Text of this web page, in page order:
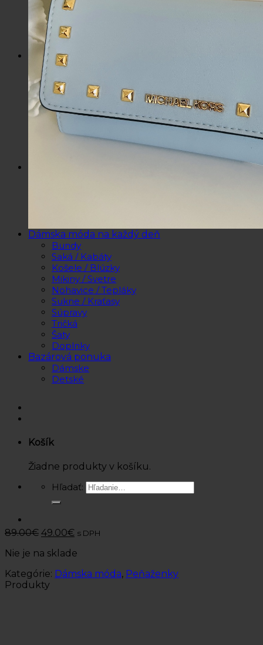
Pánska móda
Kategórie
Plavky
Mikiny a svetre
Bundy
Nohavice a tepláky
Pánska obuv
Spodné prádlo
Dámska móda na každý deň
Bundy
Saká / Kabáty
Košele / Blúzky
Mikiny / Svetre
Nohavice / Tepláky
Sukne / Kraťasy
Súpravy
Tričká
Šaty
Doplnky
Bazárová ponuka
Dámske
Detské
Košík
Žiadne produkty v košíku.
Hľadať:
89.00€ 49.00€ s DPH
Nie je na sklade
Kategórie: Dámska móda, Peňaženky
Produkty